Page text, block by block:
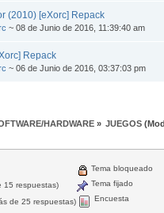
(2010) [eXorc] Repack
~ 08 de Junio de 2016, 11:39:40 am
Repack
~ 06 de Junio de 2016, 03:37:03 pm
HARDWARE» JUEGOS
15 respuestas)
de 25 respuestas)
Tema bloqueado
Tema fijado
Encuesta